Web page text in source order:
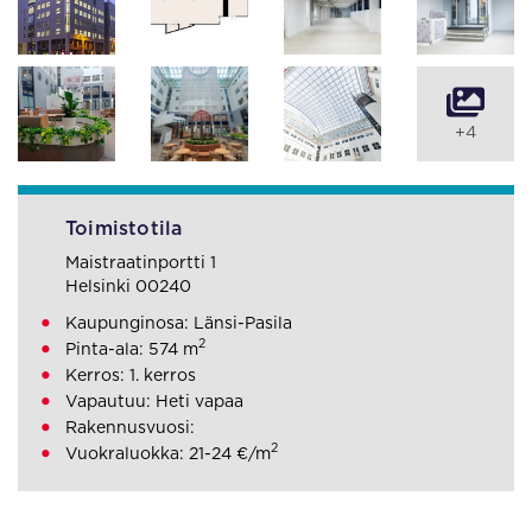
+4
Toimistotila
Maistraatinportti 1
Helsinki 00240
Kaupunginosa: Länsi-Pasila
Pinta-ala: 574 m2
Kerros: 1. kerros
Vapautuu: Heti vapaa
Rakennusvuosi:
Vuokraluokka: 21-24 €/m2